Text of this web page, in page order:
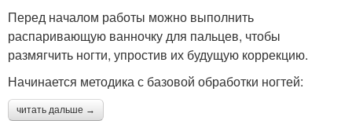
Перед началом работы можно выполнить
распаривающую ванночку для пальцев, чтобы
размягчить ногти, упростив их будущую коррекцию.
Начинается методика с базовой обработки ногтей:
читать дальше →